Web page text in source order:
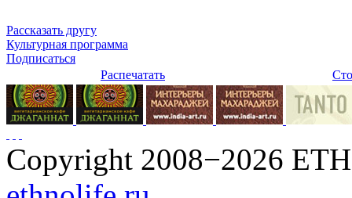
Рассказать другу
Культурная программа
Подписаться
Распечатать
Copyright 2008−2026